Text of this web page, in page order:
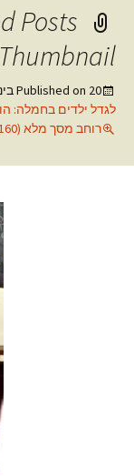
Posts
Thumbnail
Published on 20 בינואר 2014
לגדל ילדים בחמלה:
רוחב מסך מלא (160 × 300)